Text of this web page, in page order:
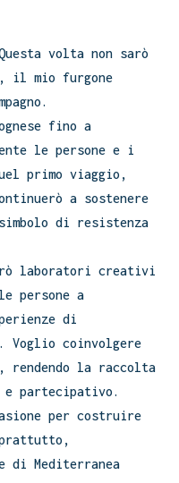
volta non sarò
il mio furgone
fino a
le persone e i
primo viaggio,
a sostenere
simbolo di resistenza
laboratori creativi
persone a
di
Voglio coinvolgere
rendendo la raccolta
partecipativo.
per costruire
di Mediterranea